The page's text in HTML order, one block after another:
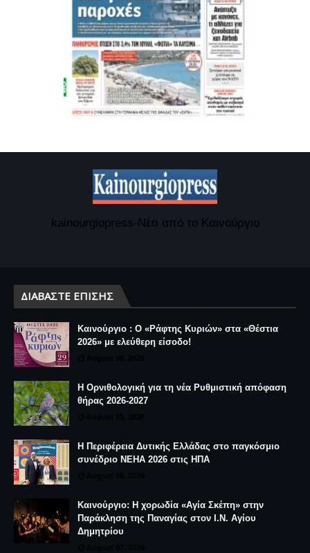
kainourgiopress-Νέα από το Καινούργιο
ΔΙΑΒΆΣΤΕ ΕΠΊΣΗΣ
Καινούργιο : Ο «Ράφτης Κυριών» στα «Θέστια
2026» με ελεύθερη είσοδο!
Η Ορνιθολογική για τη νέα Ρυθμιστική απόφαση
θήρας 2026-2027
Η Περιφέρεια Δυτικής Ελλάδας στο παγκόσμιο
συνέδριο NEHA 2026 στις ΗΠΑ
Καινούργιο: Η χορωδία «Αγία Σκέπη» στην
Παράκληση της Παναγίας στον Ι.Ν. Αγίου
Δημητρίου